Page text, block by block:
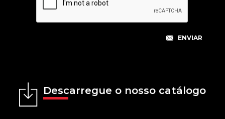
Descarregue o nosso catálogo